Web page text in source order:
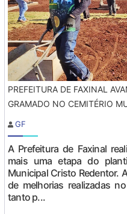
PREFEITURA DE FAXINAL
GRAMADO NO CEMITÉRIO
GF
A Prefeitura de Faxinal
mais uma etapa do
Municipal Cristo Redentor.
de melhorias realizadas
tanto p...